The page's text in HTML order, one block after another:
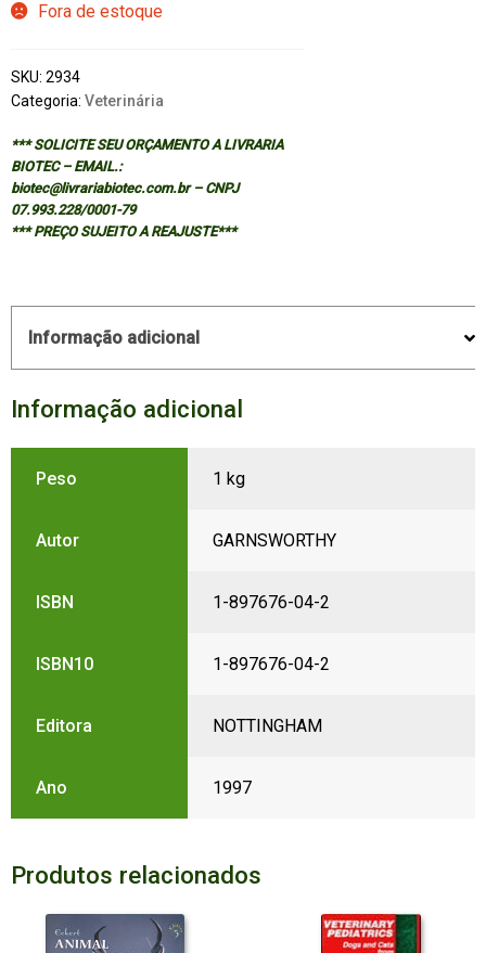
Fora de estoque
SKU: 2934
Categoria: Veterinária
*** SOLICITE SEU ORÇAMENTO A LIVRARIA
BIOTEC – EMAIL.:
biotec@livrariabiotec.com.br – CNPJ
07.993.228/0001-79
*** PREÇO SUJEITO A REAJUSTE***
Informação adicional
Informação adicional
Peso 1 kg
Autor GARNSWORTHY
ISBN 1-897676-04-2
ISBN10 1-897676-04-2
Editora NOTTINGHAM
Ano 1997
Produtos relacionados